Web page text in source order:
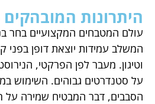
היתרונות
עולם המטבחים המקצועיים בחר
המשלב עמידות יוצאת דופן בפני
וטיגון. מעבר לפן הפרקטי,
על סטנדרטים גבוהים. השימוש
הסבבים, דבר המבטיח שמירה על